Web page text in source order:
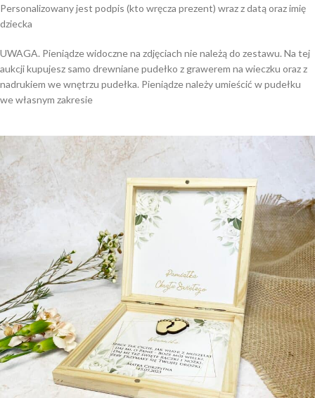
Personalizowany jest podpis (kto wręcza prezent) wraz z datą oraz imię
dziecka
UWAGA. Pieniądze widoczne na zdjęciach nie należą do zestawu. Na tej
aukcji kupujesz samo drewniane pudełko z grawerem na wieczku oraz z
nadrukiem we wnętrzu pudełka. Pieniądze należy umieścić w pudełku
we własnym zakresie